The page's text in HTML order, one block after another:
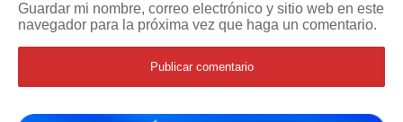
Guardar mi nombre, correo electrónico y sitio web en este
navegador para la próxima vez que haga un comentario.